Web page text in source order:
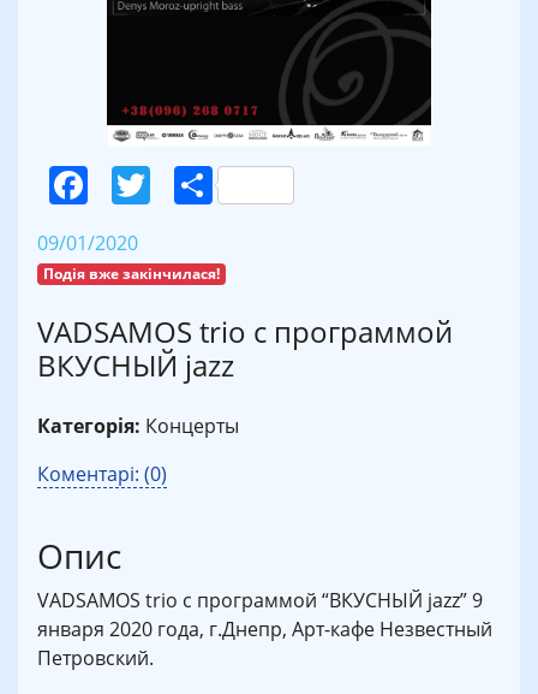
Facebook
Twitter
Поділитися
09/01/2020
Подія вже закінчилася!
VADSAMOS trio с программой
ВКУСНЫЙ jazz
Категорія: Концерты
Коментарі: (0)
Опис
VADSAMOS trio с программой “ВКУСНЫЙ jazz” 9
января 2020 года, г.Днепр, Арт-кафе Незвестный
Петровский.